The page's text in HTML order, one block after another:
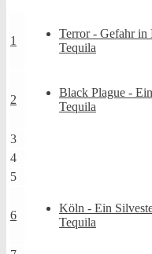
1
Terror - Gefahr in
Tequila
2
Black Plague -
Tequila
3
4
5
6
Köln - Ein
Tequila